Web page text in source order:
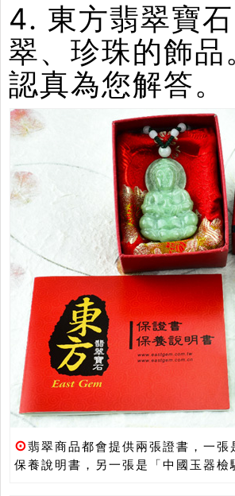
4. 東方翡翠寶
翠、珍珠的飾
認真為您解答。
⊙翡翠商品都會提供兩張證書，一
保養說明書，另一張是「中國玉器